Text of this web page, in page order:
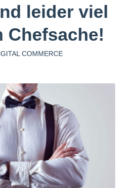
leider viel
Chefsache!
COMMERCE